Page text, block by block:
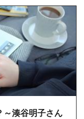
～湊谷明子さん